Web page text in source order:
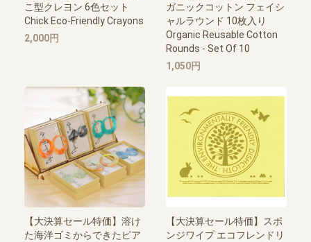
こ型クレヨン 6色セット
Chick Eco-Friendly Crayons
2,000円
ガニックコットン フェイシ
ャルラウンド 10枚入り
Organic Reusable Cotton
Rounds - Set Of 10
1,050円
【大決算セール特価】溶け
た海洋ゴミからできたピア
【大決算セール特価】スポ
ンジワイプ エコフレンドリ